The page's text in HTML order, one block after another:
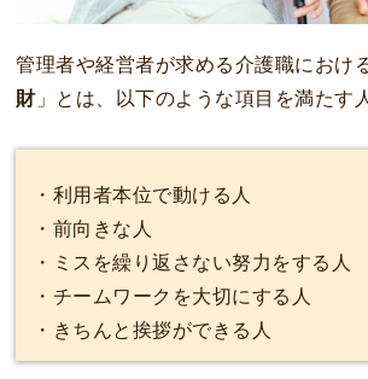
管理者や経営者が求める介護職におけ
財」とは、以下のような項目を満たす
・利用者本位で動ける人
・前向きな人
・ミスを繰り返さない努力をする人
・チームワークを大切にする人
・きちんと挨拶ができる人